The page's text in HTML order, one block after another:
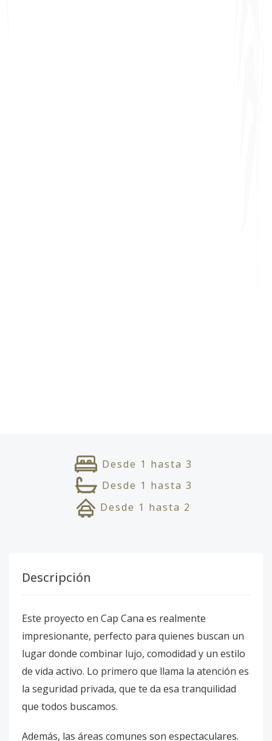
Desde 1 hasta 3
Desde 1 hasta 3
Desde 1 hasta 2
Descripción
Este proyecto en Cap Cana es realmente
impresionante, perfecto para quienes buscan un
lugar donde combinar lujo, comodidad y un estilo
de vida activo. Lo primero que llama la atención es
la seguridad privada, que te da esa tranquilidad
que todos buscamos.
Además, las áreas comunes son espectaculares.